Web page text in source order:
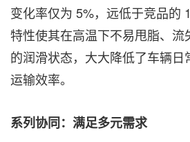
变化率仅为 5%，远低于竞品的
特性使其在高温下不易甩脂、
的润滑状态，大大降低了车辆日
运输效率。
系列协同：满足多元需求